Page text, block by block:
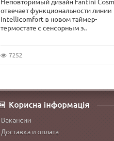
отвечает функциональности линии
Intellicomfort в новом таймер-
термостате с сенсорным э..
7252
Корисна інформація
Вакансии
Доставка и оплата